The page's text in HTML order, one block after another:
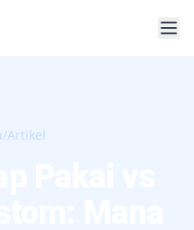
/Artikel